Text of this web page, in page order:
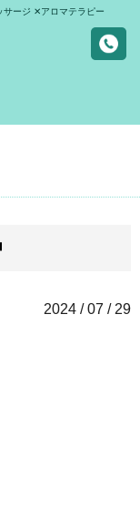
サージ ✕アロマテラピー
2024 / 07 / 29